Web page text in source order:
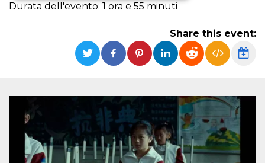
Durata dell'evento: 1 ora e 55 minuti
Share this event:
Strictly necessary cookies allow core website
functionality such as user login and account
management. The website cannot be used
Name
Domain
Expiration Description
cf_clearance
Cloudflare,
Inc.
.oooh.events
1 year
This cookie
is used by
the
CloudFlare
service to